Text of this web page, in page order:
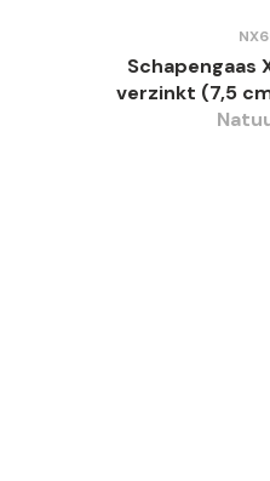
Schapengaas
verzinkt (7,5